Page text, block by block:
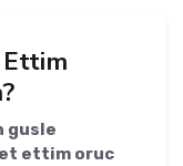
Ettim
gusle
ettim oruc